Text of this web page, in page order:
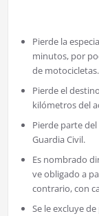
Pierde la
minutos, por
de motocicletas.
Pierde el
kilómetros del
Pierde parte
Guardia Civil.
Es nombrado
ve obligado a
contrario, con
Se le excluye